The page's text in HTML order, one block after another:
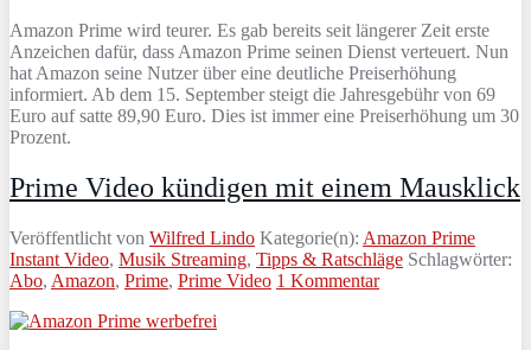
Amazon Prime wird teurer. Es gab bereits seit längerer Zeit erste
Anzeichen dafür, dass Amazon Prime seinen Dienst verteuert. Nun
hat Amazon seine Nutzer über eine deutliche Preiserhöhung
informiert. Ab dem 15. September steigt die Jahresgebühr von 69
Euro auf satte 89,90 Euro. Dies ist immer eine Preiserhöhung um 30
Prozent.
Prime Video kündigen mit einem Mausklick
Veröffentlicht von Wilfred Lindo Kategorie(n): Amazon Prime
Instant Video, Musik Streaming, Tipps & Ratschläge Schlagwörter:
Abo, Amazon, Prime, Prime Video 1 Kommentar